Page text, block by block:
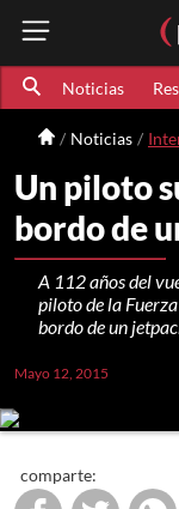
Noticias
Noticias
Un piloto
bordo de
A 112 años del
piloto de la
bordo de un
Mayo 12, 2015
comparte: